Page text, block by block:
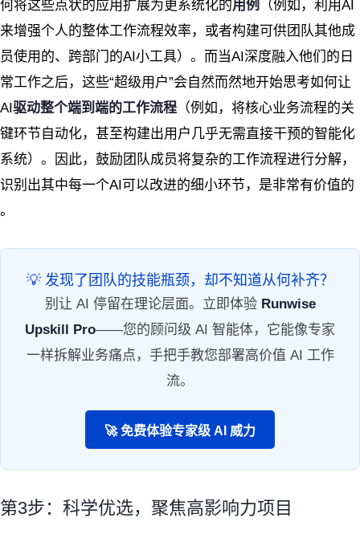
何将这些点状的应用扩展为更系统化的用例
（例如，利用AI
来增强个人的整体工作流程效率，或者构建可供团队其他成
员使用的、跨部门的AI小工具）。而当AI深度融入他们的日
常工作之后，这些“超级用户”会自然而然地开始思考如何让
AI驱动整个端到端的工作流程 （例如，将核心业务流程的关
键环节自动化，甚至构建出用户几乎无需直接干预的智能化
系统）。因此，鼓励团队成员将复杂的工作流程进行分解，
识别出其中每一个AI可以改进的细小环节，是非常有价值的
。
💡 发现了团队的技能瓶颈，却不知道从何补齐？
别让 AI 停留在理论层面。立即体验 Runwise
Upskill Pro——您的顾问级 AI 智能体，它能像专家
一样拆解业务痛点，手把手教您部署高价值 AI 工作
流。
🚀 免费体验专家级 AI 威力
第3步：科学优选，聚焦高影响力项目